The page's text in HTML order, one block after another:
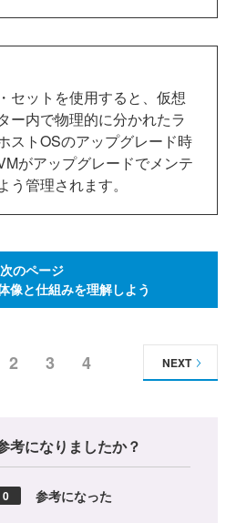
セットを使用すると、仮想
ー内で物理的に分かれたラ
ストOSのアップグレード時
がアップグレードでメンテ
管理されます。
次のページ
像と仕組みを理解しよう
2 3 4 NEXT
考になりましたか？
0 参考になった